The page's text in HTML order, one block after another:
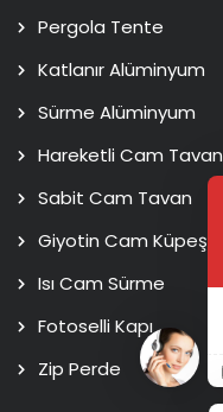
Pergola Tente
Katlanır Alüminyum
Sürme Alüminyum
Hareketli Cam Tavan
Sabit Cam Tavan
Giyotin Cam Küpeşte
Isı Cam Sürme
Fotoselli Kapı
Zip Perde